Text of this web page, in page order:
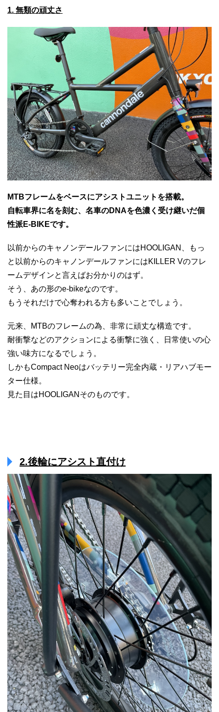
1. 無類の頑丈さ
MTBフレームをベースにアシストユニットを搭載。
自転車界に名を刻む、名車のDNAを色濃く受け継いだ個
性派E-BIKEです。
以前からのキャノンデールファンにはHOOLIGAN、もっ
と以前からのキャノンデールファンにはKILLER Vのフレ
ームデザインと言えばお分かりのはず。
そう、あの形のe-bikeなのです。
もうそれだけで心奪われる方も多いことでしょう。
元来、MTBのフレームの為、非常に頑丈な構造です。
耐衝撃などのアクションによる衝撃に強く、日常使いの心
強い味方になるでしょう。
しかもCompact Neoはバッテリー完全内蔵・リアハブモー
ター仕様。
見た目はHOOLIGANそのものです。
2.後輪にアシスト直付け